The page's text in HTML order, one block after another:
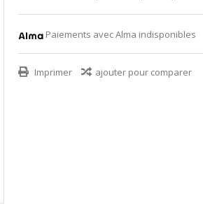
Paiements avec Alma indisponibles
Imprimer ajouter pour comparer